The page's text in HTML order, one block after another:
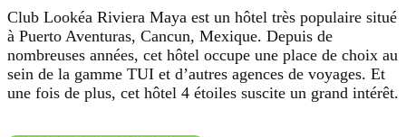
Club Lookéa Riviera Maya est un hôtel très populaire situé
à Puerto Aventuras, Cancun, Mexique. Depuis de
nombreuses années, cet hôtel occupe une place de choix au
sein de la gamme TUI et d’autres agences de voyages. Et
une fois de plus, cet hôtel 4 étoiles suscite un grand intérêt.